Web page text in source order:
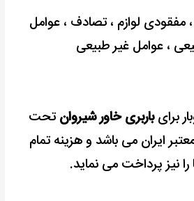
لوازم ، تصادف ، عوامل
، عوامل غیر طبیعی
برایباربری خاور شیروانتحت
ایران می باشد و هزینه تمام
نیز پرداخت می نماید.